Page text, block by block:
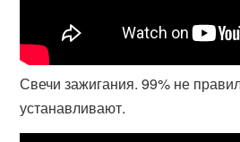
Свечи зажигания. 99% не
устанавливают.